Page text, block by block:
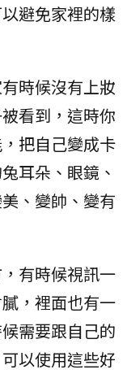
避免家裡的樣
時候沒有上妝
看到，這時你
把自己變成卡
耳朵、眼鏡、
、變帥、變有
有時候視訊一
，裡面也有一
需要跟自己的
以使用這些好